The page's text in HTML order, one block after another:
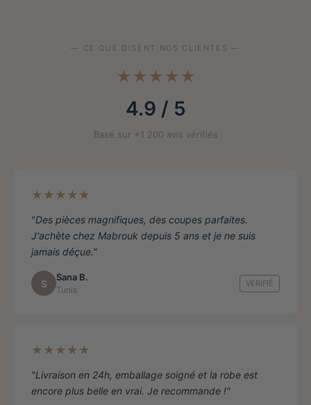
être
— CE QUE DISENT NOS CLIENTES —
★★★★★
4.9 / 5
Basé sur +1 200 avis vérifiés
★★★★★
"Des pièces magnifiques, des coupes parfaites.
J'achète chez Mabrouk depuis 5 ans et je ne suis
jamais déçue."
S
Sana B.
Tunis
VÉRIFIÉ
★★★★★
"Livraison en 24h, emballage soigné et la robe est
encore plus belle en vrai. Je recommande !"